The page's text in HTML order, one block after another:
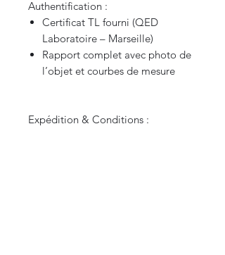
Authentification :
Certificat TL fourni (QED
Laboratoire – Marseille)
Rapport complet avec photo de
l’objet et courbes de mesure
Expédition & Conditions :